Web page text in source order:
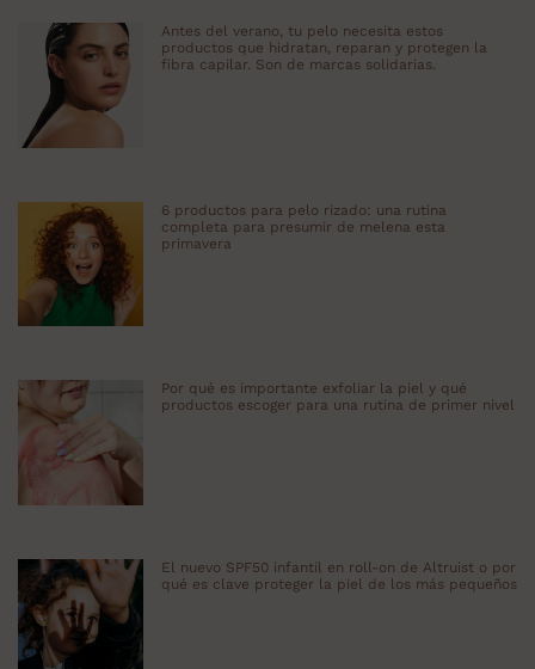
Antes del verano, tu pelo necesita estos
productos que hidratan, reparan y protegen la
fibra capilar. Son de marcas solidarias.
6 productos para pelo rizado: una rutina
completa para presumir de melena esta
primavera
Por qué es importante exfoliar la piel y qué
productos escoger para una rutina de primer nivel
El nuevo SPF50 infantil en roll-on de Altruist o por
qué es clave proteger la piel de los más pequeños